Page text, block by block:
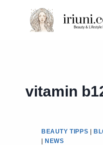
springen
vitamin
BEAUTY TIPPS
NEWS